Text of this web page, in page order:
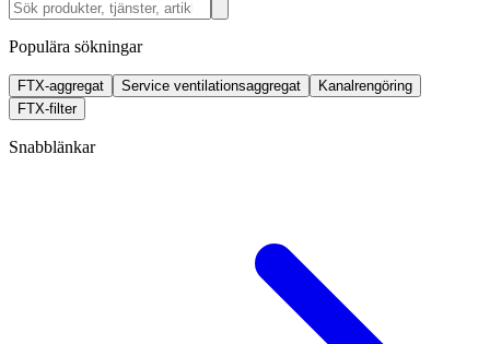
Populära sökningar
FTX-aggregat Service ventilationsaggregat
Kanalrengöring
FTX-filter
Snabblänkar